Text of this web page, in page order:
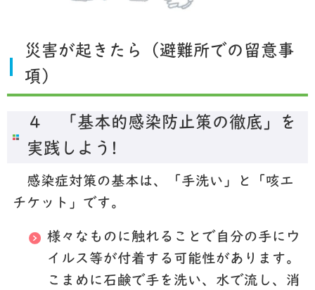
災害が起きたら（避難所での留意事
項）
４ 「基本的感染防止策の徹底」を
実践しよう!
感染症対策の基本は、 「手洗い」 と
「咳エ
チケット」 です。
様々なものに触れることで自分の手にウ
イルス等が付着する可能性があります。
こまめに石鹸で手を洗い、水で流し、消